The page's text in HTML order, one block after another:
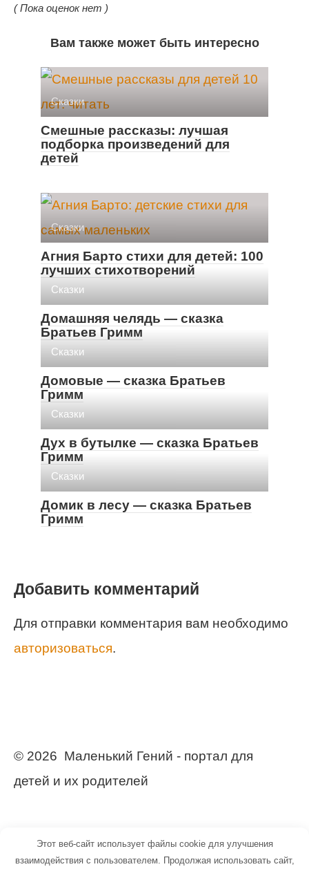
( Пока оценок нет )
Вам также может быть интересно
Cказки
Смешные рассказы: лучшая
подборка произведений для
детей
Cказки
Агния Барто стихи для детей: 100
лучших стихотворений
Cказки
Домашняя челядь — сказка
Братьев Гримм
Cказки
Домовые — сказка Братьев
Гримм
Cказки
Дух в бутылке — сказка Братьев
Гримм
Cказки
Домик в лесу — сказка Братьев
Гримм
Добавить комментарий
Для отправки комментария вам необходимо
авторизоваться.
© 2026 Маленький Гений - портал для
детей и их родителей
Этот веб-сайт использует файлы cookie для улучшения
взаимодействия с пользователем. Продолжая использовать сайт,